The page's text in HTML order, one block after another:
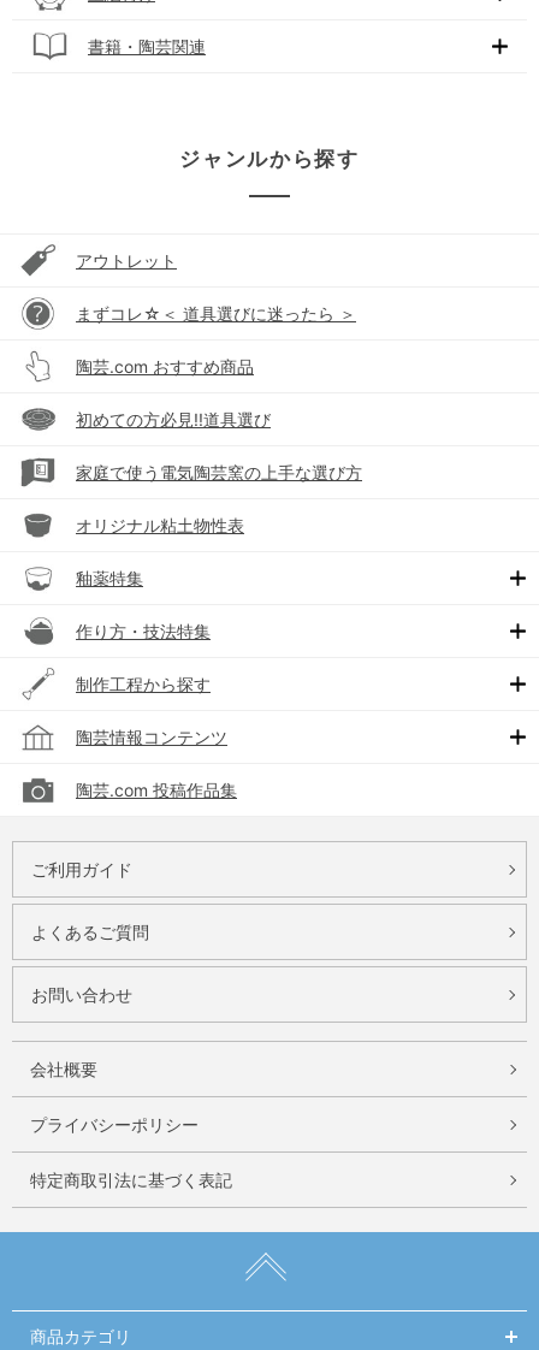
書籍・陶芸関連
ジャンルから探す
アウトレット
まずコレ☆＜ 道具選びに迷ったら ＞
陶芸.com おすすめ商品
初めての方必見!!道具選び
家庭で使う電気陶芸窯の上手な選び方
オリジナル粘土物性表
釉薬特集
作り方・技法特集
制作工程から探す
陶芸情報コンテンツ
陶芸.com 投稿作品集
ご利用ガイド
よくあるご質問
お問い合わせ
会社概要
プライバシーポリシー
特定商取引法に基づく表記
商品カテゴリ